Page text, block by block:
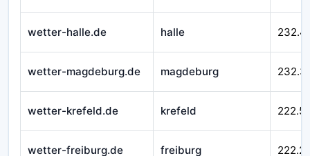
wetter-halle.de halle
wetter-magdeburg.de magdeburg
wetter-krefeld.de krefeld
wetter-freiburg.de freiburg